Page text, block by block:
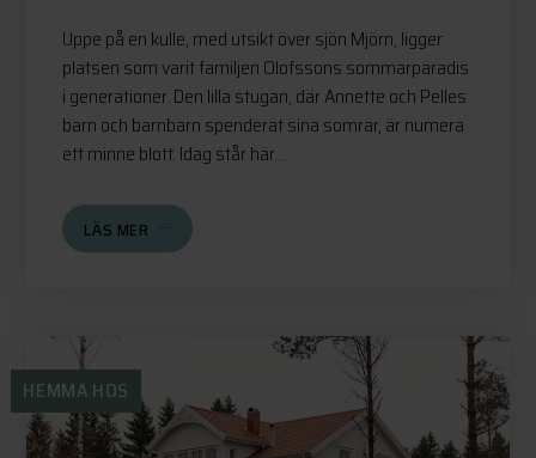
Uppe på en kulle, med utsikt över sjön Mjörn, ligger
platsen som varit familjen Olofssons sommarparadis
i generationer. Den lilla stugan, där Annette och Pelles
barn och barnbarn spenderat sina somrar, är numera
ett minne blott. Idag står här...
LÄS MER
HEMMA HOS